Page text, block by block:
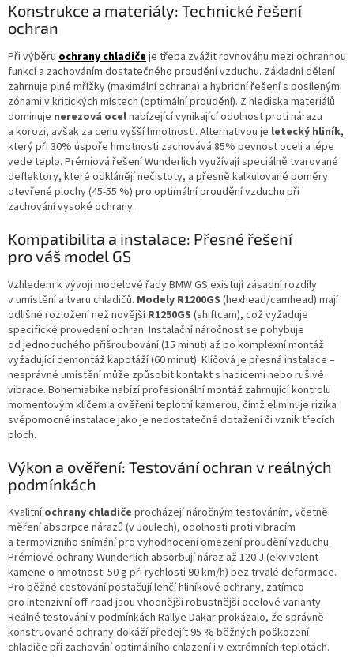
Konstrukce a materiály: Technické řešení
ochran
Při výběru ochrany chladiče je třeba zvážit rovnováhu mezi ochrannou
funkcí a zachováním dostatečného proudění vzduchu. Základní dělení
zahrnuje plné mřížky (maximální ochrana) a hybridní řešení s posílenými
zónami v kritických místech (optimální proudění). Z hlediska materiálů
dominuje nerezová ocelnabízející vynikající odolnost proti nárazu
a korozi, avšak za cenu vyšší hmotnosti. Alternativou je letecký hliník,
který při 30% úspoře hmotnosti zachovává 85% pevnost oceli a lépe
vede teplo. Prémiová řešení Wunderlich využívají speciálně tvarované
deflektory, které odklánějí nečistoty, a přesně kalkulované poměry
otevřené plochy (45-55 %) pro optimální proudění vzduchu při
zachování vysoké ochrany.
Kompatibilita a instalace: Přesné řešení
pro váš model GS
Vzhledem k vývoji modelové řady BMW GS existují zásadní rozdíly
v umístění a tvaru chladičů. Modely R1200GS (hexhead/camhead) mají
odlišné rozložení než novějšíR1250GS (shiftcam), což vyžaduje
specifické provedení ochran. Instalační náročnost se pohybuje
od jednoduchého přišroubování (15 minut) až po komplexní montáž
vyžadující demontáž kapotáží (60 minut). Klíčová je přesná instalace –
nesprávné umístění může způsobit kontakt s hadicemi nebo rušivé
vibrace. Bohemiabike nabízí profesionální montáž zahrnující kontrolu
momentovým klíčem a ověření teplotní kamerou, čímž eliminuje rizika
svépomocné instalace jako je nedostatečné dotažení či vznik třecích
ploch.
Výkon a ověření: Testování ochran v reálných
podmínkách
Kvalitníochrany chladiče procházejí náročným testováním, včetně
měření absorpce nárazů (v Joulech), odolnosti proti vibracím
a termovizního snímání pro vyhodnocení omezení proudění vzduchu.
Prémiové ochrany Wunderlich absorbují náraz až 120 J (ekvivalent
kamene o hmotnosti 50 g při rychlosti 90 km/h) bez trvalé deformace.
Pro běžné cestování postačují lehčí hliníkové ochrany, zatímco
pro intenzivní off-road jsou vhodnější robustnější ocelové varianty.
Reálné testování v podmínkách Rallye Dakar prokázalo, že správně
konstruované ochrany dokáží předejít 95 % běžných poškození
chladiče při zachování optimálního chlazení i v extrémních teplotách.